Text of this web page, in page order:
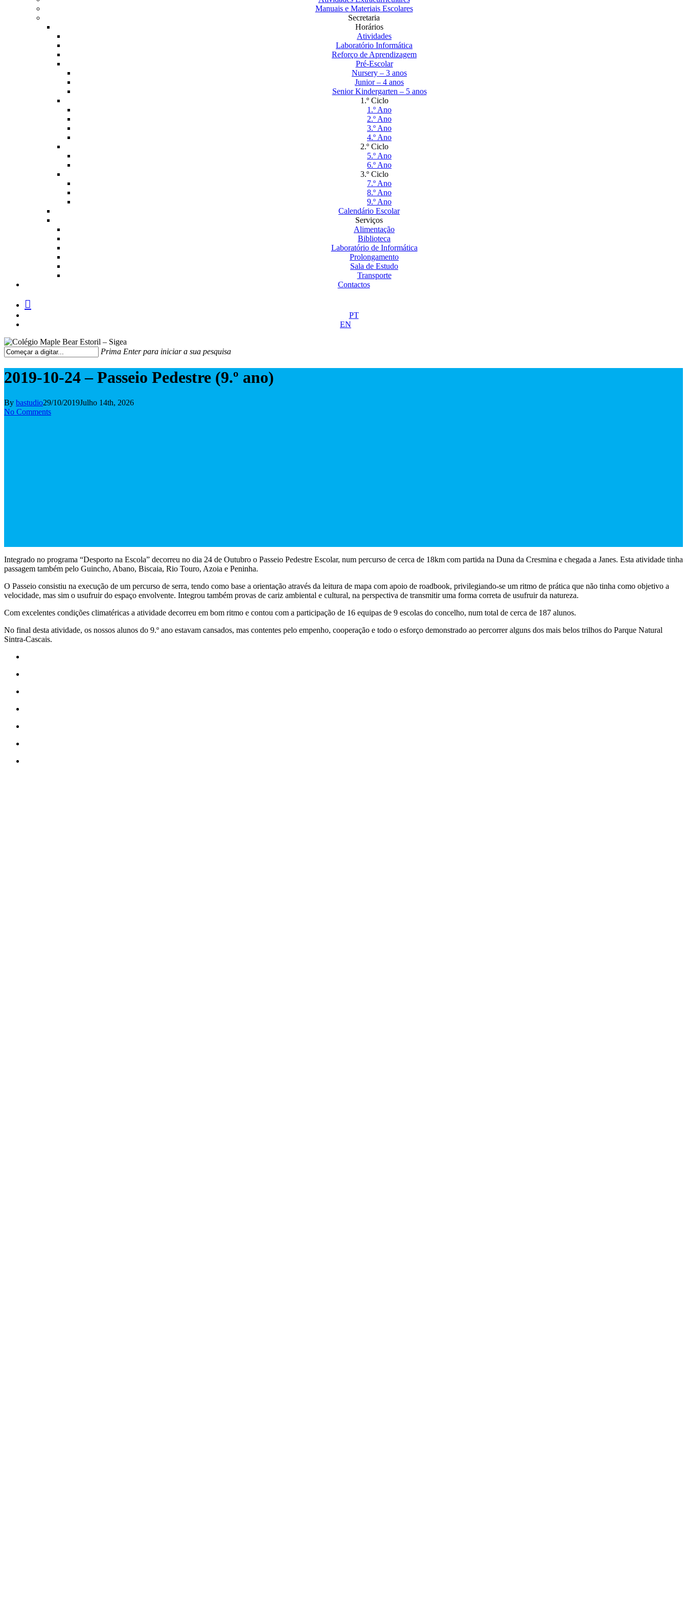
Manuais e Materiais Escolares
Secretaria
Horários
Atividades
Laboratório Informática
Reforço de Aprendizagem
Pré-Escolar
Nursery – 3 anos
Junior – 4 anos
Senior Kindergarten – 5 anos
1.º Ciclo
1.º Ano
2.º Ano
3.º Ano
4.º Ano
2.º Ciclo
5.º Ano
6.º Ano
3.º Ciclo
7.º Ano
8.º Ano
9.º Ano
Calendário Escolar
Serviços
Alimentação
Biblioteca
Laboratório de Informática
Prolongamento
Sala de Estudo
Transporte
Contactos
facebook
instagram
medium
PT
EN
Prima Enter para iniciar a sua pesquisa
Pesquisa
2019-10-24 – Passeio Pedestre (9.º ano)
By bastudio29/10/2019Julho 14th, 2026
No Comments
Integrado no programa “Desporto na Escola” decorreu no dia 24 de Outubro o Passeio Pedestre Escolar, num percurso de cerca de 18km com partida na Duna da Cresmina e chegada a Janes. Esta atividade tinha
passagem também pelo Guincho, Abano, Biscaia, Rio Touro, Azoia e Peninha.
O Passeio consistiu na execução de um percurso de serra, tendo como base a orientação através da leitura de mapa com apoio de roadbook, privilegiando-se um ritmo de prática que não tinha como objetivo a
velocidade, mas sim o usufruir do espaço envolvente. Integrou também provas de cariz ambiental e cultural, na perspectiva de transmitir uma forma correta de usufruir da natureza.
Com excelentes condições climatéricas a atividade decorreu em bom ritmo e contou com a participação de 16 equipas de 9 escolas do concelho, num total de cerca de 187 alunos.
No final desta atividade, os nossos alunos do 9.º ano estavam cansados, mas contentes pelo empenho, cooperação e todo o esforço demonstrado ao percorrer alguns dos mais belos trilhos do Parque Natural
Sintra-Cascais.